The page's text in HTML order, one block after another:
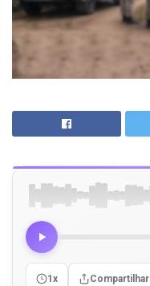
1x Compartilhar